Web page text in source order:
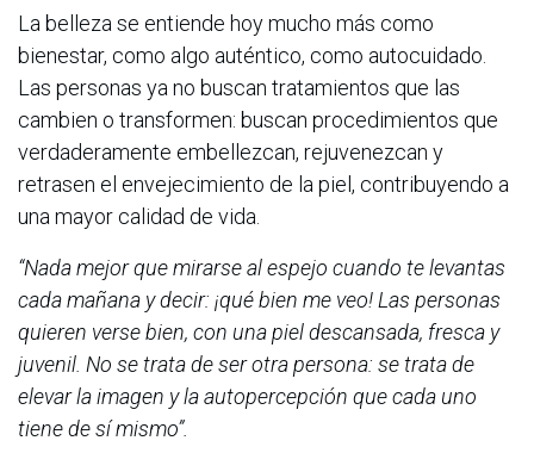
La belleza se entiende hoy mucho más como
bienestar, como algo auténtico, como autocuidado.
Las personas ya no buscan tratamientos que las
cambien o transformen: buscan procedimientos que
verdaderamente embellezcan, rejuvenezcan y
retrasen el envejecimiento de la piel, contribuyendo a
una mayor calidad de vida.
“Nada mejor que mirarse al espejo cuando te levantas
cada mañana y decir: ¡qué bien me veo! Las personas
quieren verse bien, con una piel descansada, fresca y
juvenil. No se trata de ser otra persona: se trata de
elevar la imagen y la autopercepción que cada uno
tiene de sí mismo”.